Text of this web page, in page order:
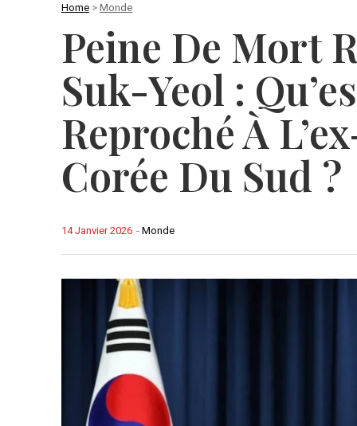
Home > Monde
Peine De Mort
Suk-Yeol :
Reproché À
Corée Du Sud ?
- Monde
14 Janvier 2026